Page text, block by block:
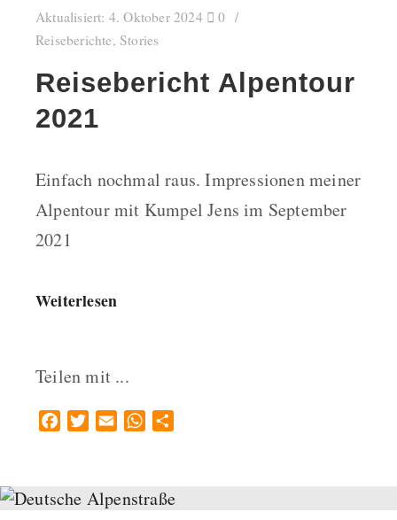
Aktualisiert: 4. Oktober 2024
0
Reiseberichte, Stories
Reisebericht Alpentour
2021
Einfach nochmal raus. Impressionen meiner
Alpentour mit Kumpel Jens im September
2021
Weiterlesen
Teilen mit ...
FacebookTwitterEmail WhatsApp